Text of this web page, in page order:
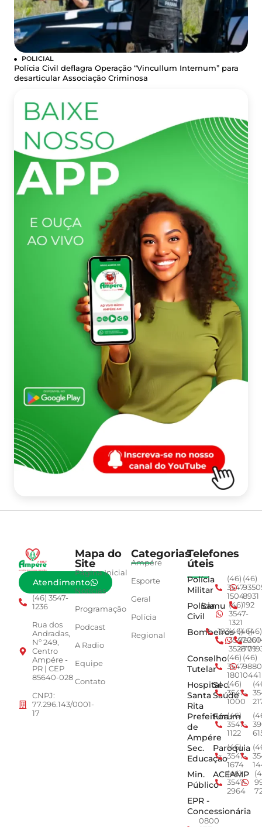
POLICIAL
Polícia Civil deflagra Operação “Vincullum Internum” para
desarticular Associação Criminosa
Atendimento
(46) 3547-
1236
Rua dos
Andradas,
Nº 249,
Centro
Ampére -
PR | CEP
85640-028
CNPJ:
77.296.143/0001-
17
Mapa do
Site
Página Inicial
Notícias
Programação
Podcast
A Radio
Equipe
Contato
Categorias
Ampére
Esporte
Geral
Polícia
Regional
Telefones
úteis
Polícia
Militar
(46)
3547-
1504
(46)
8931
Polícia
Civil
Samu (46)
3547-
1321
192
Bombeiros
193(46)
3547-
3528
(46)
4779
(46)
Conselho
Tutelar
(46)
3547-
1801
(46)
0441
Hospital
Santa
Rita
Sec.
Saúde
(46)
3547-
1000
Prefeitura
de
Ampére
Fórum
(46)
3547-
1122
Sec.
Educação
Paroquia
(46)
3547-
1674
Min.
Público
ACEAMP
(46)
3547-
2964
EPR -
Concessionária
0800